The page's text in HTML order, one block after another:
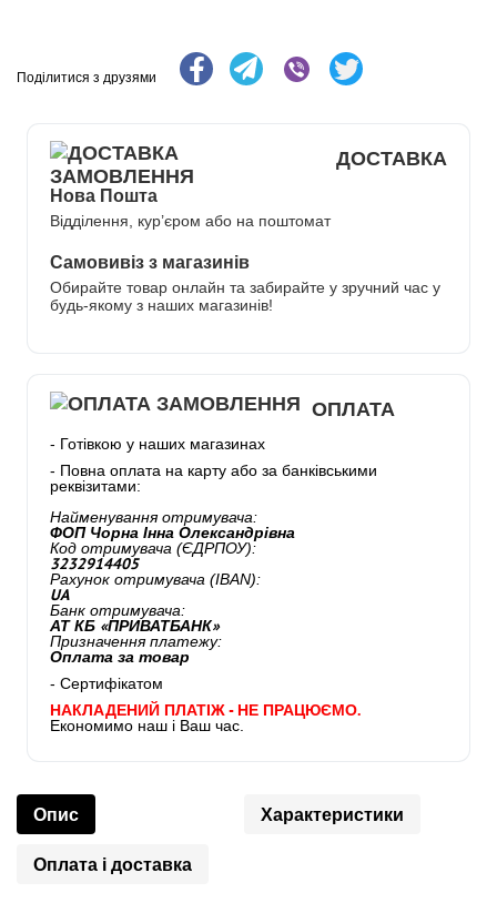
Поділитися з друзями
ДОСТАВКА
Нова Пошта
Відділення, кур’єром або на поштомат
Самовивіз з магазинів
Обирайте товар онлайн та забирайте у зручний час у
будь-якому з наших магазинів!
ОПЛАТА
- Готівкою у наших магазинах
- Повна оплата на карту або за банківськими
реквізитами:
Найменування отримувача:
ФОП Чорна Інна Олександрівна
Код отримувача (ЄДРПОУ):
3232914405
Рахунок отримувача (IBAN):
UA
Банк отримувача:
АТ КБ «ПРИВАТБАНК»
Призначення платежу:
Оплата за товар
- Сертифікатом
НАКЛАДЕНИЙ ПЛАТІЖ - НЕ ПРАЦЮЄМО.
Економимо наш і Ваш час.
Опис Характеристики
Оплата і доставка